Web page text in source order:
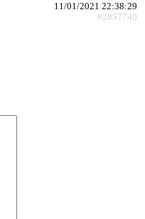
11/01/2021 22:38:29
#2857740